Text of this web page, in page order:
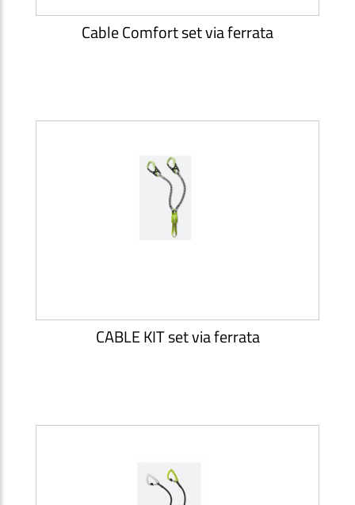
Cable Comfort set via ferrata
CABLE KIT set via ferrata